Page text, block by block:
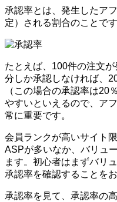
承認率とは、発生したア
定）される割合のことです
たとえば、100件の注文
分しか承認しなければ、
（この場合の承認率は20
やすいといえるので、ア
常に重要です。
会員ランクが高いサイト
ASPが多いなか、バリュ
ます。初心者はまずバリ
承認率を確認することを
承認率を見て、承認率の